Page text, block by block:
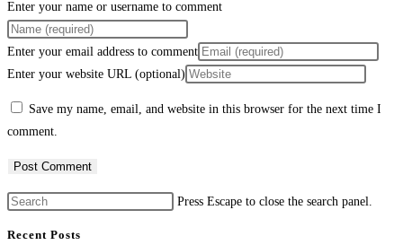
Enter your name or username to comment
Enter your email address to comment
Enter your website URL (optional)
Save my name, email, and website in this browser for the next time I
comment.
Press Escape to close the search panel.
Recent Posts